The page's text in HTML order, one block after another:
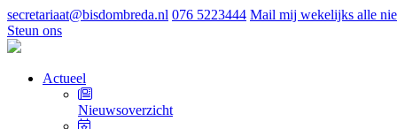
secretariaat@bisdombreda.nl 076 5223444 Mail mij wekelijks alle
Steun ons
Actueel
Nieuwsoverzicht